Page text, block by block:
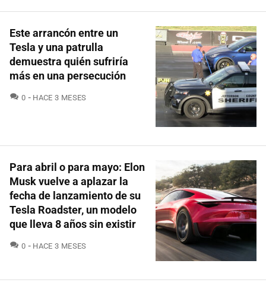
Este arrancón entre un
Tesla y una patrulla
demuestra quién sufriría
más en una persecución
0 COMENTARIOS
HACE 3 MESES
Para abril o para mayo: Elon
Musk vuelve a aplazar la
fecha de lanzamiento de su
Tesla Roadster, un modelo
que lleva 8 años sin existir
0 COMENTARIOS
HACE 3 MESES